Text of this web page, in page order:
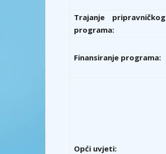
Trajanje pripravničkog
programa:
Finansiranje programa:
Opći uvjeti: